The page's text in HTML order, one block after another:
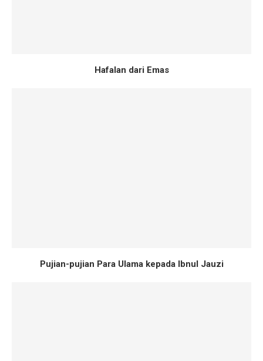
Hafalan dari Emas
Pujian-pujian Para Ulama kepada Ibnul Jauzi